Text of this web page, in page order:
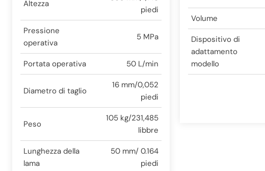
Altezza
piedi
Pressione
operativa
5 MPa
Portata operativa 50 L/min
Diametro di taglio
16 mm/0,052
piedi
Peso
105 kg/231,485
libbre
Lunghezza della
lama
50 mm/ 0.164
piedi
Volume
Dispositivo di
adattamento
modello